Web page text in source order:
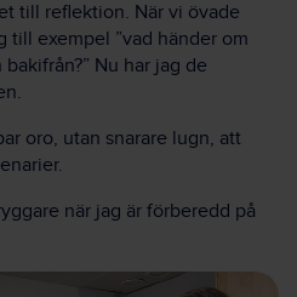
till reflektion. När vi övade
exempel ”vad händer om
Nu har jag de
oro, utan snarare lugn, att
när jag är förberedd på